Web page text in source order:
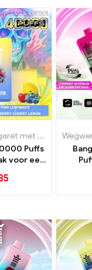
Wegwerp e-sigaret met nicotine ,
Puffs
voor een